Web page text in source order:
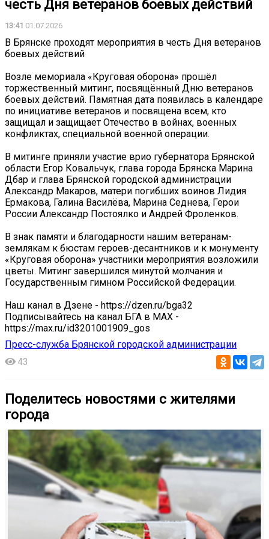
честь Дня ветеранов боевых действий
13:41 01.07.2026
В Брянске проходят мероприятия в честь Дня ветеранов
боевых действий
Возле мемориала «Круговая оборона» прошёл
торжественный митинг, посвящённый Дню ветеранов
боевых действий. Памятная дата появилась в календаре
по инициативе ветеранов и посвящена всем, кто
защищал и защищает Отечество в войнах, военных
конфликтах, специальной военной операции.
В митинге приняли участие врио губернатора Брянской
области Егор Ковальчук, глава города Брянска Марина
Дбар и глава Брянской городской администрации
Александр Макаров, матери погибших воинов Лидия
Ермакова, Галина Василёва, Марина Седнева, Герои
России Александр Постоялко и Андрей Фроленков.
В знак памяти и благодарности нашим ветеранам-
землякам к бюстам героев-десантников и к монументу
«Круговая оборона» участники мероприятия возложили
цветы. Митинг завершился минутой молчания и
Государственным гимном Российской Федерации.
Наш канал в Дзене - https://dzen.ru/bga32
Подписывайтесь на канал БГА в MAX -
https://max.ru/id3201001909_gos
Пресс-служба Брянской городской администрации
43
Поделитесь новостями с жителями
города